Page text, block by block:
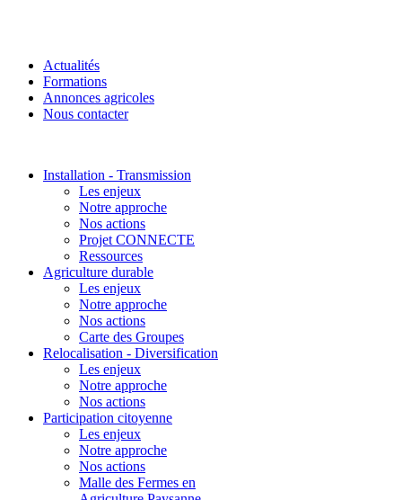
Actualités
Formations
Annonces agricoles
Nous contacter
Installation - Transmission
Les enjeux
Notre approche
Nos actions
Projet CONNECTE
Ressources
Agriculture durable
Les enjeux
Notre approche
Nos actions
Carte des Groupes
Relocalisation - Diversification
Les enjeux
Notre approche
Nos actions
Participation citoyenne
Les enjeux
Notre approche
Nos actions
Malle des Fermes en